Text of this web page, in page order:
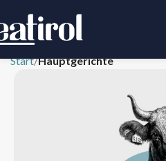
Start Hauptgerichte